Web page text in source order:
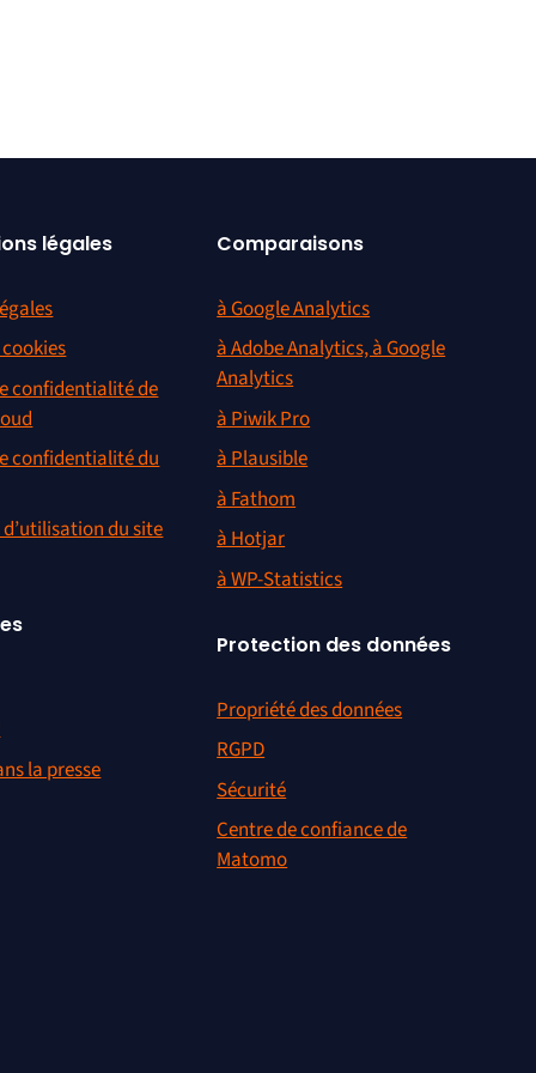
légales
confidentialité de
confidentialité du
du site
la presse
Comparaisons
à Google Analytics
à Adobe Analytics, à Google
Analytics
à Piwik Pro
à Plausible
à Fathom
à Hotjar
à WP-Statistics
Protection des données
Propriété des données
RGPD
Sécurité
Centre de confiance de
Matomo